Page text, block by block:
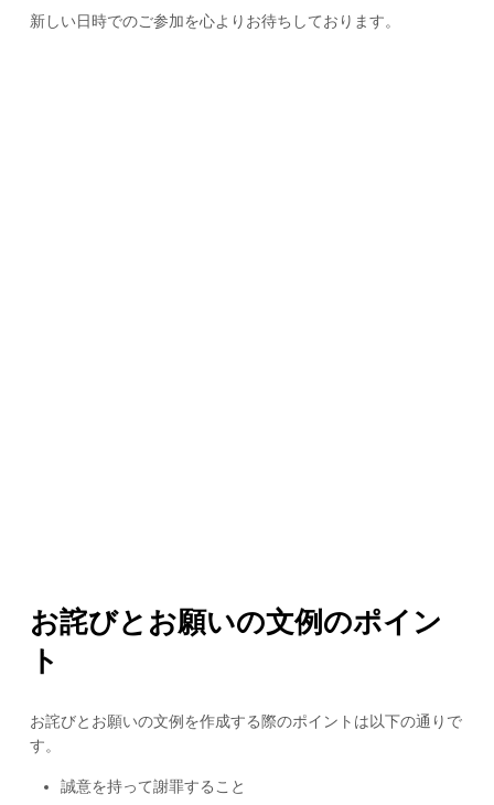
新しい日時でのご参加を心よりお待ちしております。
お詫びとお願いの文例のポイン
ト
お詫びとお願いの文例を作成する際のポイントは以下の通りで
す。
誠意を持って謝罪すること